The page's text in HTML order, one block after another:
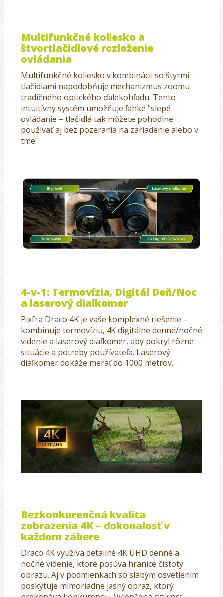
Multifunkčné koliesko a
štvortlačidlové rozloženie
ovládania
Multifunkčné koliesko v kombinácii so štyrmi
tlačidlami napodobňuje mechanizmus zoomu
tradičného optického ďalekohľadu. Tento
intuitívny systém umožňuje ľahké "slepé
ovládanie – tlačidlá tak môžete pohodlne
používať aj bez pozerania na zariadenie alebo v
tme.
4-v-1: Termovízia, Digitál Deň/Noc
a laserový diaľkomer
Pixfra Draco 4K je vaše komplexné riešenie –
kombinuje termovíziu, 4K digitálne denné/nočné
videnie a laserový diaľkomer, aby pokryl rôzne
situácie a potreby používateľa. Laserový
diaľkomer dokáže merať do 1000 metrov.
Bezkonkurenčná kvalita
zobrazenia 4K – dokonalosť v
každom zábere
Draco 4K využíva detailné 4K UHD denné a
nočné videnie, ktoré posúva hranice čistoty
obrazu. Aj v podmienkach so slabým osvetlením
poskytuje mimoriadne jasný obraz, ktorý